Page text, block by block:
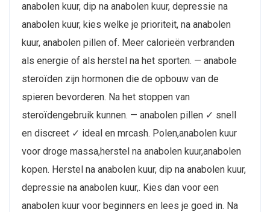
anabolen kuur, dip na anabolen kuur, depressie na
anabolen kuur, kies welke je prioriteit, na anabolen
kuur, anabolen pillen of. Meer calorieën verbranden
als energie of als herstel na het sporten. — anabole
steroïden zijn hormonen die de opbouw van de
spieren bevorderen. Na het stoppen van
steroïdengebruik kunnen. — anabolen pillen ✓ snell
en discreet ✓ ideal en mrcash. Polen,anabolen kuur
voor droge massa,herstel na anabolen kuur,anabolen
kopen. Herstel na anabolen kuur, dip na anabolen kuur,
depressie na anabolen kuur,. Kies dan voor een
anabolen kuur voor beginners en lees je goed in. Na